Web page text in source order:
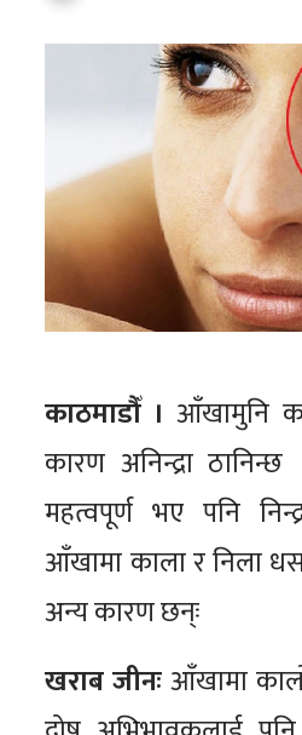
काठमाडौँ ।आँखामुनि
कारण अनिन्द्रा
महत्वपूर्ण भए पनि
आँखामा काला र निला
अन्य कारण छन्ः
खराब जीनःआँखामा